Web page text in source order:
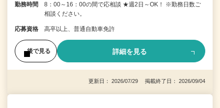
勤務時間
8：00～16：00の間で応相談 ★週2日～OK！ ※勤務日数ご
相談ください。
応募資格 高卒以上、普通自動車免許
後で見る 詳細を見る
更新日： 2026/07/29 掲載終了日： 2026/09/04